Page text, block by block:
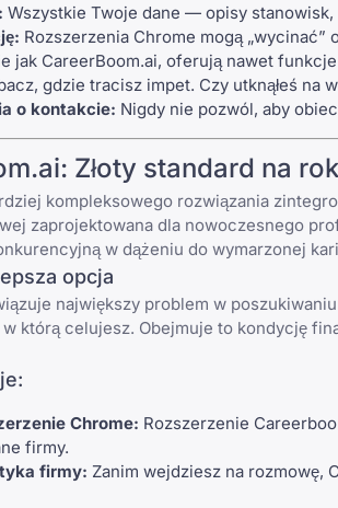
Wszystkie Twoje dane — opisy
Rozszerzenia Chrome mogą
jak CareerBoom.ai, oferują nawet
gdzie tracisz impet. Czy utknąłeś na
o kontakcie: Nigdy nie pozwól, aby
Złoty standard na
kompleksowego rozwiązania
zaprojektowana dla nowoczesnego
w dążeniu do wymarzonej
opcja
największy problem w
w którą celujesz. Obejmuje to kondycję
Chrome: Rozszerzenie
firmy.
firmy: Zanim wejdziesz na rozmowę,